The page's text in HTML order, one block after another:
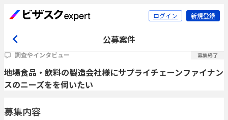
ログイン 新規登録
公募案件
調査やインタビュー 募集終了
地場食品・飲料の製造会社様にサプライチェーンファイナン
スのニーズをを伺いたい
募集内容